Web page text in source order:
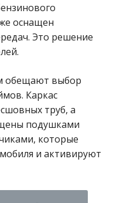
оснащен
Это решение
обещают выбор
Каркас
труб, а
подушками
которые
и активируют